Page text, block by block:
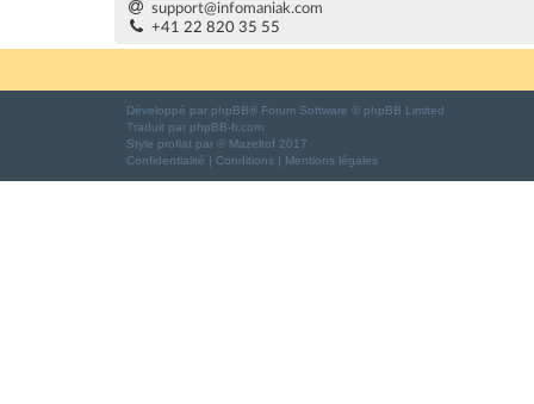
support@infomaniak.com
+41 22 820 35 55
Développé par phpBB® Forum Software © phpBB Limited
Traduit par phpBB-fr.com
Style proflat par © Mazeltof 2017
Confidentialité | Conditions | Mentions légales